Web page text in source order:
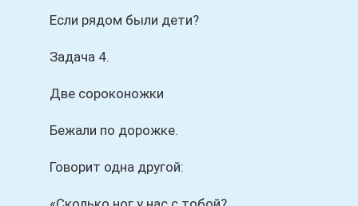
Если рядом были дети?
Задача 4.
Две сороконожки
Бежали по дорожке.
Говорит одна другой: